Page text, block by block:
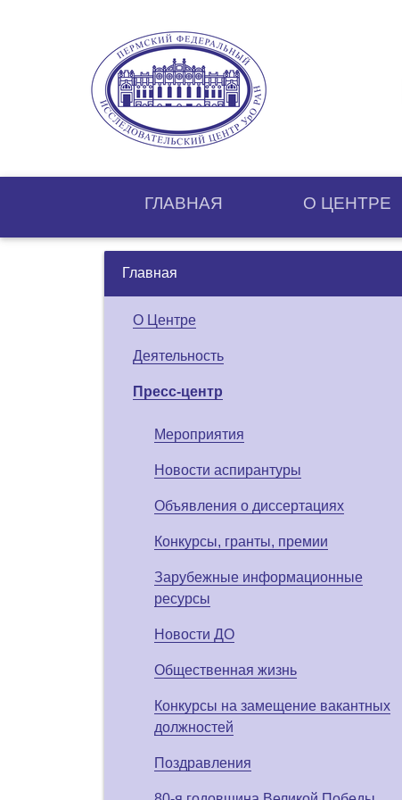
ГЛАВНАЯ О ЦЕНТРE
Главная
О Центре
Деятельность
Пресс-центр
Мероприятия
Новости аспирантуры
Объявления о диссертациях
Конкурсы, гранты, премии
Зарубежные информационные
ресурсы
Новости ДО
Общественная жизнь
Конкурсы на замещение вакантных
должностей
Поздравления